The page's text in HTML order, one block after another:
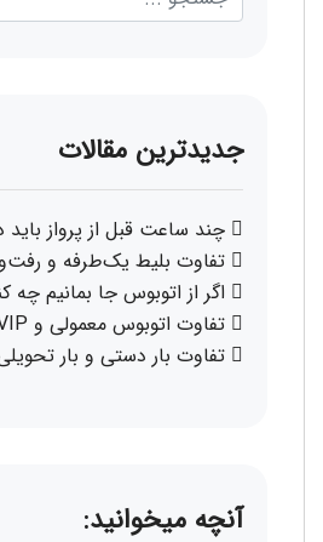
جدیدترین مقالات
چند ساعت قبل از پرواز باید
تفاوت بلیط یک‌طرفه و
اگر از اتوبوس جا بمانیم چه
تفاوت اتوبوس معمولی و VIP
تفاوت بار دستی و بار
آنچه میخوانید: